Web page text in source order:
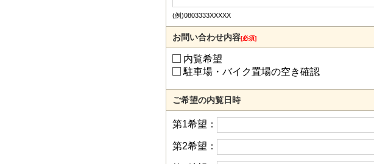
(例)0803333XXXXX
お問い合わせ内容[必須]
内覧希望
駐車場・バイク置場の空き確認
ご希望の内覧日時
第1希望：
第2希望：